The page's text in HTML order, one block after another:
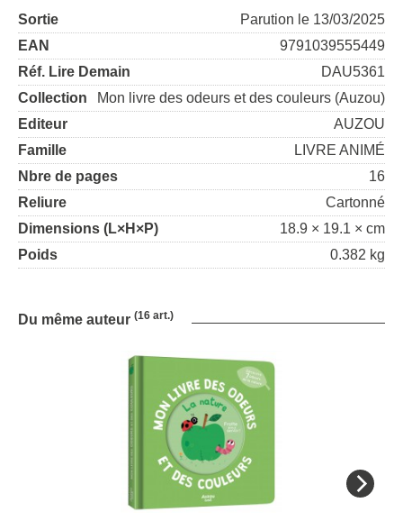
Sortie
Parution le 13/03/2025
EAN
9791039555449
Réf. Lire Demain
DAU5361
Collection
Mon livre des odeurs et des couleurs (Auzou)
Editeur
AUZOU
Famille
LIVRE ANIMÉ
Nbre de pages
16
Reliure
Cartonné
Dimensions (L×H×P)
18.9 × 19.1 × cm
Poids
0.382 kg
Du même auteur (16 art.)